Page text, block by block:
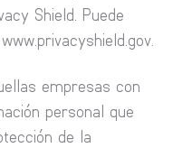
Shield. Puede
empresas con
personal que
de la